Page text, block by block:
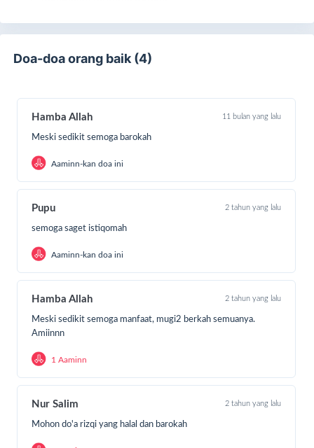
Isi data diri
Jangan lupa setelah itu bukti bayar konfirmasikan
Doa-doa orang baik (4)
Hamba Allah 11 bulan yang lalu
Meski sedikit semoga barokah
Aaminn-kan doa ini
Pupu 2 tahun yang lalu
semoga saget istiqomah
Aaminn-kan doa ini
Hamba Allah 2 tahun yang lalu
Meski sedikit semoga manfaat, mugi2 berkah semuanya.
Amiinnn
1 Aaminn
Nur Salim 2 tahun yang lalu
Mohon do'a rizqi yang halal dan barokah